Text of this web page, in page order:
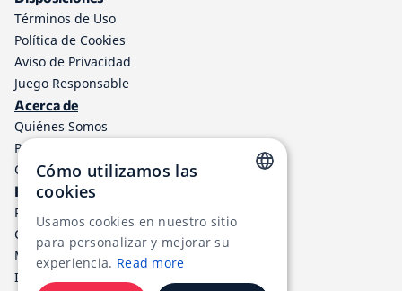
Términos de Uso
Política de Cookies
Aviso de Privacidad
Juego Responsable
Acerca de
Quiénes Somos
Programa de afiliados a TheLotter
Contáctenos
Información
Resultados de lotería
Centro de ayuda
Métodos de Pago
Impuestos de Loterías
RUSSIAN
Cómo utilizamos las
cookies
Usamos cookies en nuestro sitio
para personalizar y mejorar su
experiencia. Read more